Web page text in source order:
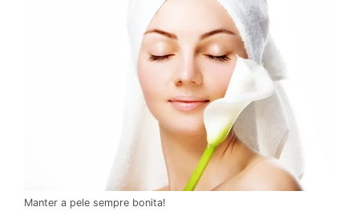
Manter a pele sempre bonita!